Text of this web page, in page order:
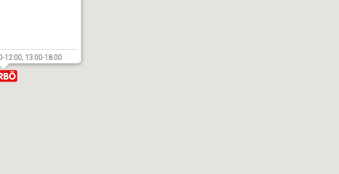
12:00, 13:00-18:00
12:00, 13:00-18:00
12:00, 13:00-18:00